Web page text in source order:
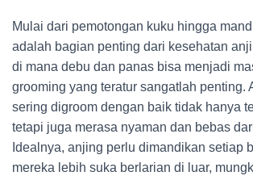
Mulai dari pemotongan kuku hingga
adalah bagian penting dari kesehatan
di mana debu dan panas bisa menjadi
grooming yang teratur sangatlah penting.
sering digroom dengan baik tidak hanya
tetapi juga merasa nyaman dan bebas
Idealnya, anjing perlu dimandikan setiap
mereka lebih suka berlarian di luar,